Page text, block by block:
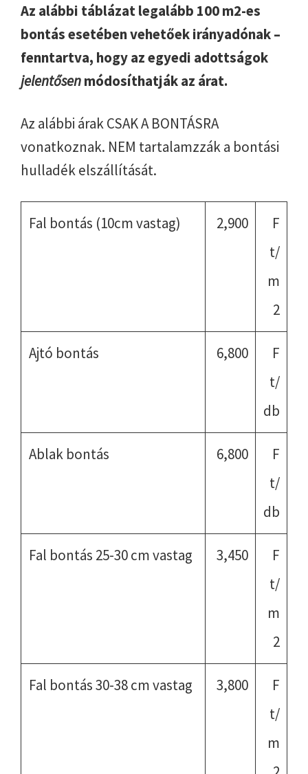
Az alábbi táblázat legalább 100 m2-es
bontás esetében vehetőek irányadónak –
fenntartva, hogy az egyedi adottságok
jelentősenmódosíthatják az árat.
Az alábbi árak CSAK A BONTÁSRA
vonatkoznak. NEM tartalamzzák a bontási
hulladék elszállítását.
Fal bontás (10cm vastag) 2,900
F
t/
m
2
Ajtó bontás 6,800
F
t/
db
Ablak bontás 6,800
F
t/
db
Fal bontás 25-30 cm vastag 3,450
F
t/
m
2
Fal bontás 30-38 cm vastag 3,800
F
t/
m